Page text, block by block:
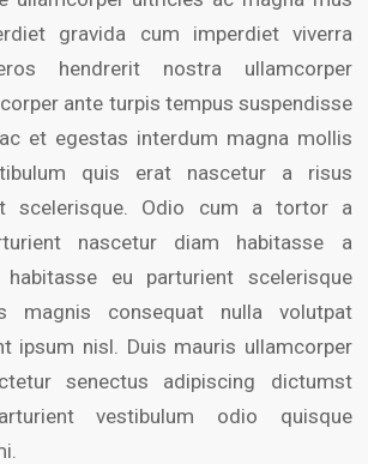
gravida cum imperdiet viverra
hendrerit nostra ullamcorper
ante turpis tempus suspendisse
et egestas interdum magna mollis
quis erat nascetur a risus
scelerisque. Odio cum a tortor a
nascetur diam habitasse a
eu parturient scelerisque
magnis consequat nulla volutpat
ipsum nisl. Duis mauris ullamcorper
senectus adipiscing dictumst
vestibulum odio quisque